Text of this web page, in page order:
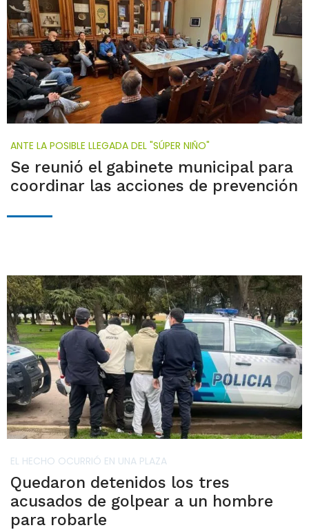
ANTE LA POSIBLE LLEGADA DEL "SÚPER NIÑO"
Se reunió el gabinete municipal para
coordinar las acciones de prevención
EL HECHO OCURRIÓ EN UNA PLAZA
Quedaron detenidos los tres
acusados de golpear a un hombre
para robarle